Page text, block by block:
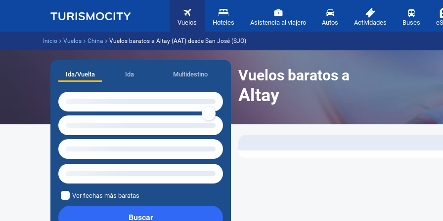
Vuelos Hoteles Asistencia al viajero Autos Actividades Buses
Inicio Vuelos China Vuelos baratos a Altay (AAT) desde San José (SJO)
Vuelos baratos a
Altay
Ida/Vuelta Ida Multidestino
Ver fechas más baratas
Buscar